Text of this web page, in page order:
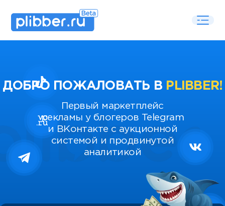
ДОБРО ПОЖАЛОВАТЬ В PLIBBER!
Первый маркетплейс
рекламы у блогеров Telegram
и ВКонтакте с аукционной
системой и продвинутой
аналитикой